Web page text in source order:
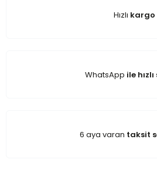
Hızlı kargo
WhatsApp ile
6 aya varan taksit